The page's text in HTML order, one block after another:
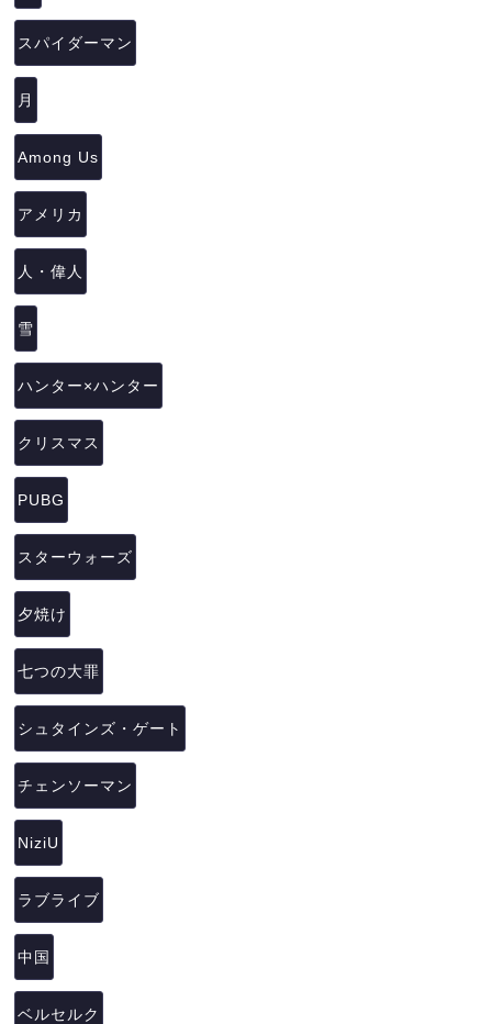
スパイダーマン
月
Among Us
アメリカ
人・偉人
雪
ハンター×ハンター
クリスマス
PUBG
スターウォーズ
夕焼け
七つの大罪
シュタインズ・ゲート
チェンソーマン
NiziU
ラブライブ
中国
ベルセルク